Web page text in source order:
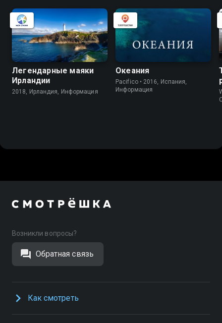
Легендарные маяки
Ирландии
2018, Ирландия, Информация
Океания
Pacifico • 2016, Испания,
Информация
Возникли вопросы?
Обратная связь
Как смотреть